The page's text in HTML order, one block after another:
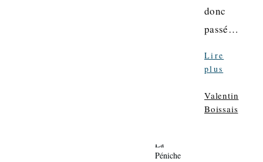
donc
passé…
Lire
plus
Valentin
Boissais
La
Péniche